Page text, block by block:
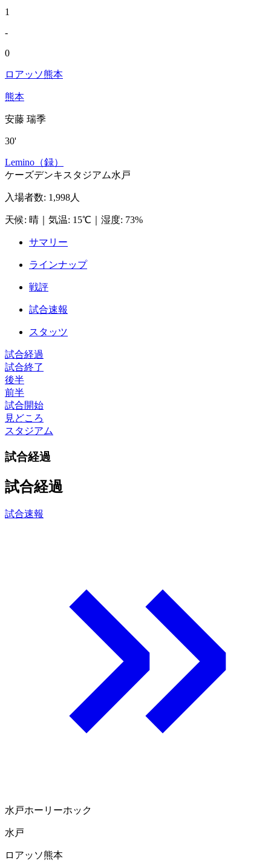
1
-
0
ロアッソ熊本
熊本
安藤 瑞季
30'
Lemino（録）
ケーズデンキスタジアム水戸
入場者数: 1,998人
天候: 晴 気温: 15℃ 湿度: 73%
サマリー
ラインナップ
戦評
試合速報
スタッツ
試合経過
試合終了
後半
前半
試合開始
見どころ
スタジアム
試合経過
試合経過
試合速報
水戸ホーリーホック
水戸
ロアッソ熊本